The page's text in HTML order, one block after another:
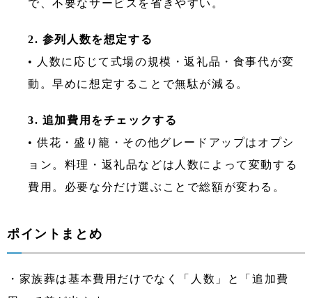
で、不要なサービスを省きやすい。
2. 参列人数を想定する
• 人数に応じて式場の規模・返礼品・食事代が変
動。早めに想定することで無駄が減る。
3. 追加費用をチェックする
• 供花・盛り籠・その他グレードアップはオプシ
ョン。料理・返礼品などは人数によって変動する
費用。必要な分だけ選ぶことで総額が変わる。
ポイントまとめ
・家族葬は基本費用だけでなく「人数」と「追加費